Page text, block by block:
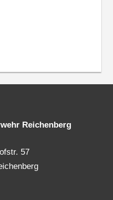
Reichenberg
57